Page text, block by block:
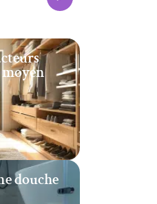
douche